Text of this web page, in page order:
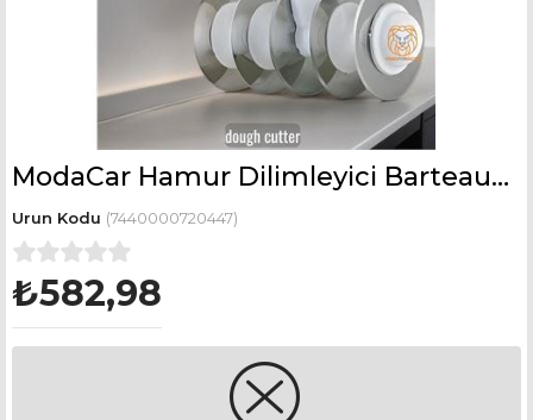
ModaCar Hamur Dilimleyici Barteaux Design
(7440000720447)
₺582,98